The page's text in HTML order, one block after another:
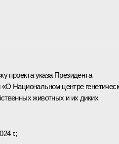
проекта указа Президента
Национальном центре
животных и их диких
г.;